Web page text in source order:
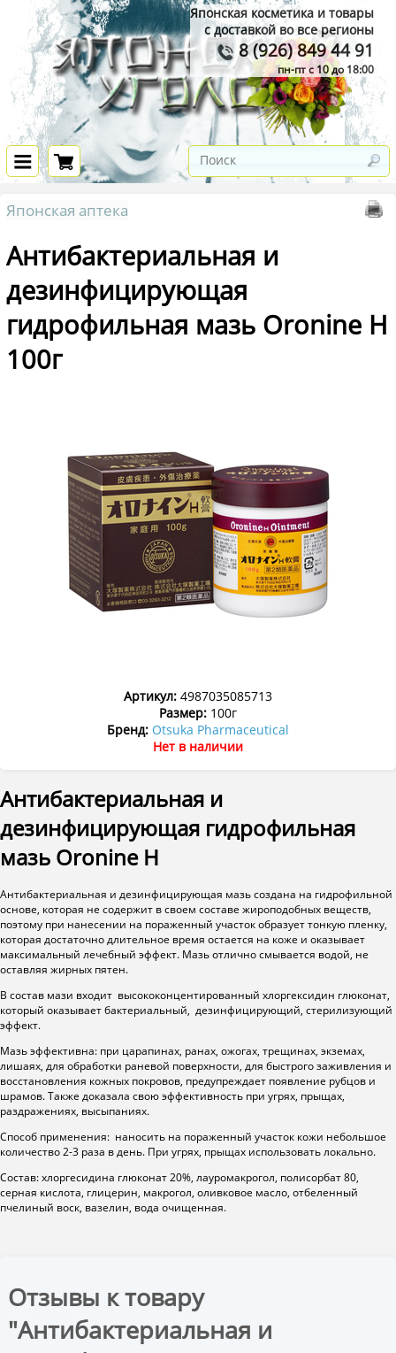
Японская косметика и товары
с доставкой во все регионы
8 (926) 849 44 91
пн-пт с 10 до 18:00
Японская аптека
Антибактериальная и
дезинфицирующая
гидрофильная мазь Oronine H
100г
Артикул:4987035085713
Размер:100г
Бренд: Otsuka Pharmaceutical
Нет в наличии
Антибактериальная и
дезинфицирующая гидрофильная
мазь Oronine H
Антибактериальная и дезинфицирующая мазь создана на гидрофильной
основе, которая не содержит в своем составе жироподобных веществ,
поэтому при нанесении на пораженный участок образует тонкую пленку,
которая достаточно длительное время остается на коже и оказывает
максимальный лечебный эффект. Мазь отлично смывается водой, не
оставляя жирных пятен.
В состав мази входит высококонцентированный хлоргексидин глюконат,
который оказывает бактериальный, дезинфицирующий, стерилизующий
эффект.
Мазь эффективна: при царапинах, ранах, ожогах, трещинах, экземах,
лишаях, для обработки раневой поверхности, для быстрого заживления и
восстановления кожных покровов, предупреждает появление рубцов и
шрамов. Также доказала свою эффективность при угрях, прыщах,
раздражениях, высыпаниях.
Способ применения: наносить на пораженный участок кожи небольшое
количество 2-3 раза в день. При угрях, прыщах использовать локально.
Состав: хлоргесидина глюконат 20%, лауромакрогол, полисорбат 80,
серная кислота, глицерин, макрогол, оливковое масло, отбеленный
пчелиный воск, вазелин, вода очищенная.
Отзывы к товару
"Антибактериальная и